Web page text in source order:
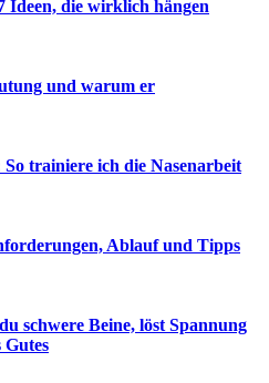
Ideen, die wirklich hängen
und warum er
trainiere ich die Nasenarbeit
Ablauf und Tipps
schwere Beine, löst Spannung